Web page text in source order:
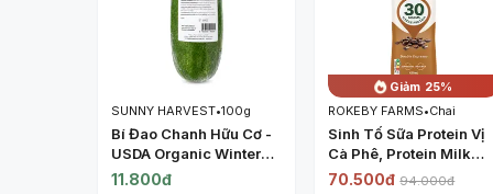
SUNNY HARVEST•100g
Bí Đao Chanh Hữu Cơ -
USDA Organic Winter
Melon - SUNNY
11.800đ
Giảm 25%
ROKEBY FARMS•Chai
Sinh Tố Sữa Protein Vị
Cà Phê, Protein Milk
Smoothie, Double
70.500đ 94.000đ